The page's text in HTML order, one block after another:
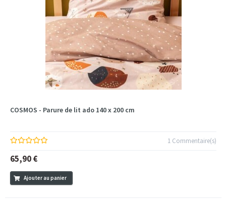
COSMOS - Parure de lit ado 140 x 200 cm
1 Commentaire(s)
65,90 €
Ajouter au panier